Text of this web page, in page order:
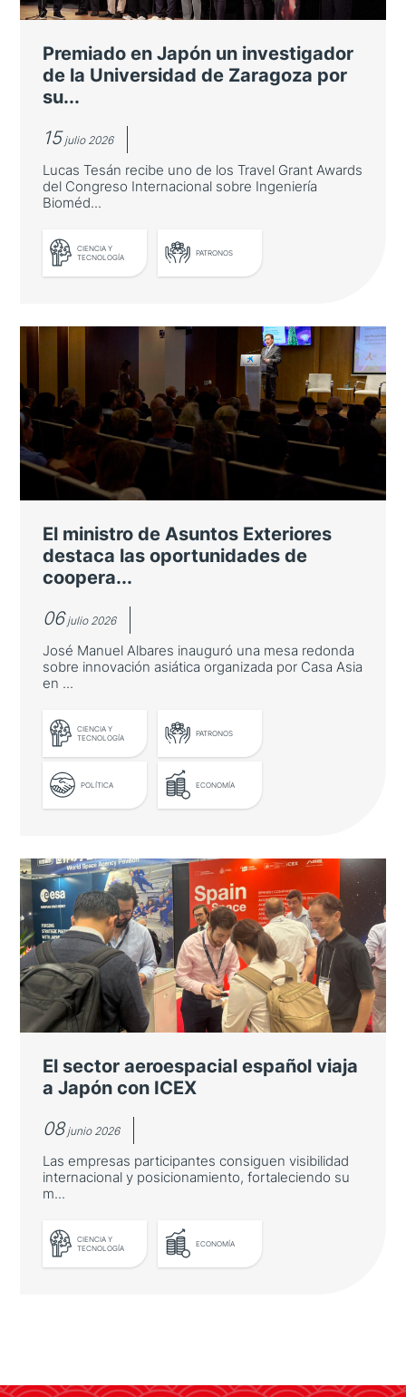
Premiado en Japón un investigador
de la Universidad de Zaragoza por
su...
15 julio 2026
Lucas Tesán recibe uno de los Travel Grant Awards
del Congreso Internacional sobre Ingeniería
Bioméd...
CIENCIA Y
TECNOLOGÍA
PATRONOS
Premiado en Japón un investigador
de la Universidad de Zaragoza por
sus avances en Inteligencia
Artificial
Lucas Tesán recibe uno de los Travel Grant
Awards del Congreso Internacional sobre
Matemática
LEER MÁS
El ministro de Asuntos Exteriores
destaca las oportunidades de
coopera...
06 julio 2026
José Manuel Albares inauguró una mesa redonda
sobre innovación asiática organizada por Casa Asia
en ...
CIENCIA Y
TECNOLOGÍA
PATRONOS
POLÍTICA ECONOMÍA
El ministro de Asuntos Exteriores
destaca las oportunidades de
cooperación con Asia-Pacífico en
innovación
José Manuel Albares inauguró una mesa
redonda sobre innovación asiática organizada
El sector aeroespacial español viaja
a Japón con ICEX
08junio 2026
Las empresas participantes consiguen visibilidad
internacional y posicionamiento, fortaleciendo su
m...
CIENCIA Y
TECNOLOGÍA
ECONOMÍA